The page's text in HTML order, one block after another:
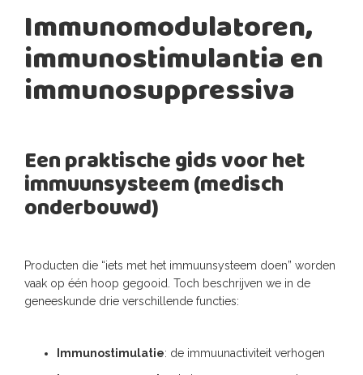
Immunomodulatoren,
immunostimulantia en
immunosuppressiva
Een praktische gids voor het
immuunsysteem (medisch
onderbouwd)
Producten die “iets met het immuunsysteem doen” worden
vaak op één hoop gegooid. Toch beschrijven we in de
geneeskunde drie verschillende functies:
Immunostimulatie: de immuunactiviteit verhogen